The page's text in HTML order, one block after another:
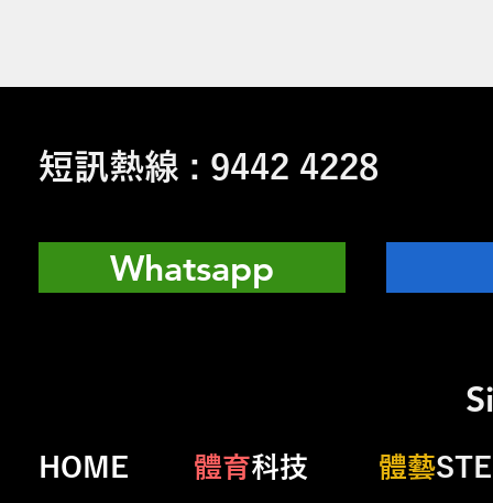
短訊熱線 : 9442 4228
Whatsapp
HOME 體育科技 體藝